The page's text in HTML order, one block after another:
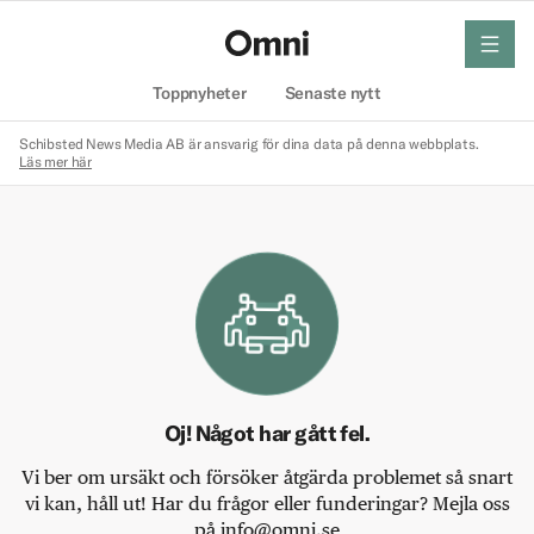
Toppnyheter Senaste nytt
meny
Schibsted News Media AB är ansvarig för dina data på denna webbplats.
Läs mer här
Oj! Något har gått fel.
Vi ber om ursäkt och försöker åtgärda problemet så snart
vi kan, håll ut! Har du frågor eller funderingar? Mejla oss